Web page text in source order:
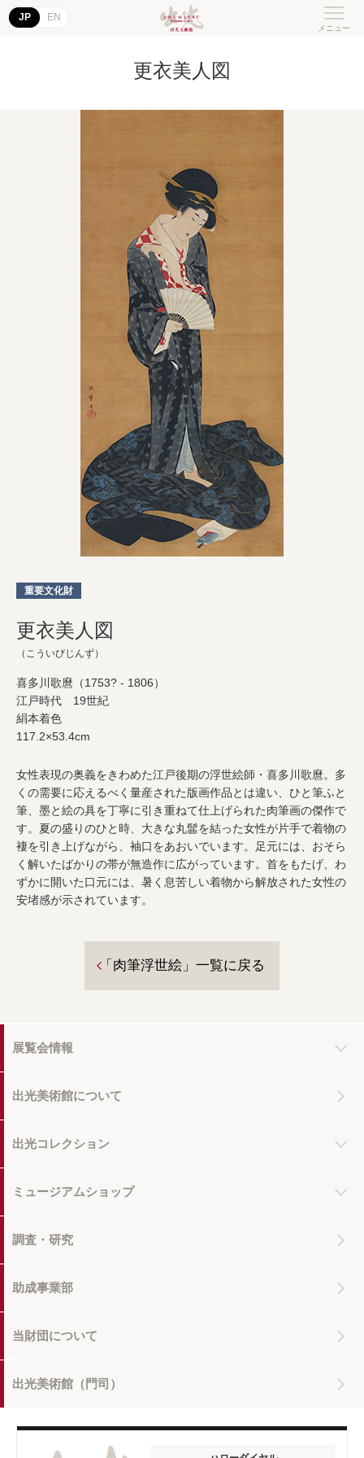
JP EN
更衣美人図
重要文化財
更衣美人図
（こういびじんず）
喜多川歌麿（1753? - 1806）
江戸時代 19世紀
絹本着色
117.2×53.4cm
女性表現の奥義をきわめた江戸後期の浮世絵師・喜多川歌麿。多
くの需要に応えるべく量産された版画作品とは違い、ひと筆ふと
筆、墨と絵の具を丁寧に引き重ねて仕上げられた肉筆画の傑作で
す。夏の盛りのひと時、大きな丸髷を結った女性が片手で着物の
褄を引き上げながら、袖口をあおいでいます。足元には、おそら
く解いたばかりの帯が無造作に広がっています。首をもたげ、わ
ずかに開いた口元には、暑く息苦しい着物から解放された女性の
安堵感が示されています。
「肉筆浮世絵」一覧に戻る
展覧会情報
出光美術館について
出光コレクション
ミュージアムショップ
調査・研究
助成事業部
当財団について
出光美術館（門司）
メニュー